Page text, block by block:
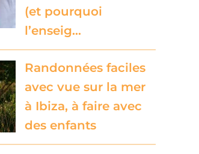
(et pourquoi
l’enseig…
Randonnées faciles
avec vue sur la mer
à Ibiza, à faire avec
des enfants